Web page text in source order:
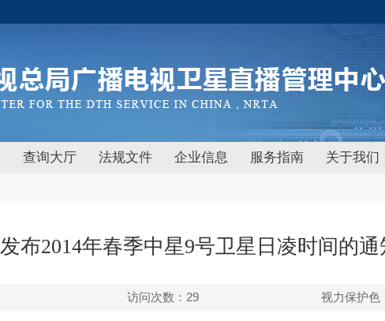
查询大厅 法规文件 企业信息 服务指南 关于我们
布2014年春季中星9号卫星日凌时间的通
访问次数： 29 视力保护色